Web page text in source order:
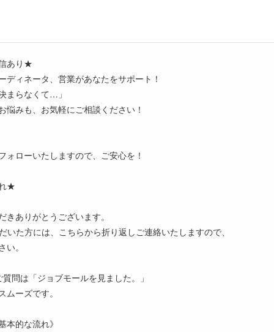
あり★
ディネータ、営業があなたをサポート！
まらなくて…」
悩みも、お気軽にご相談ください！
ォローいたしますので、ご安心を！
★
きありがとうございます。
いた方には、こちらから折り返しご連絡いたしますので、
。
問は「ジョブモールを見ました。」
ムーズです。
本的な流れ》